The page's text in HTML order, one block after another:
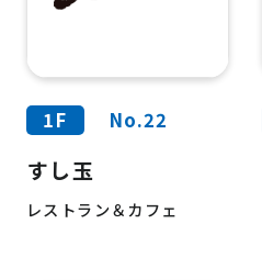
1F No.22
すし玉
レストラン＆カフェ